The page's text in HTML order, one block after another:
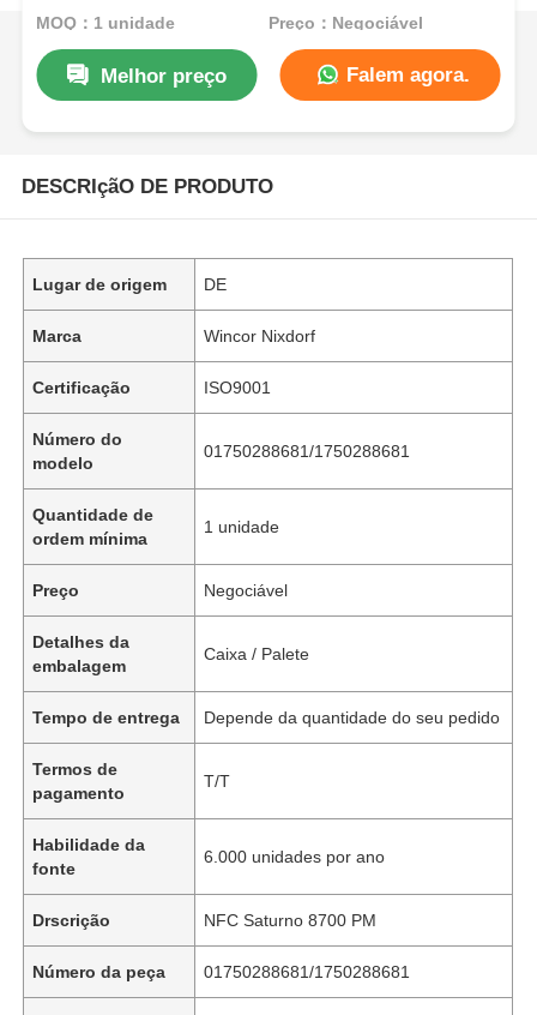
MOQ：1 unidade Preço：Negociável
Melhor preço Falem agora.
DESCRIçãO DE PRODUTO
Lugar de origem DE
Marca Wincor Nixdorf
Certificação ISO9001
Número do
modelo
01750288681/1750288681
Quantidade de
ordem mínima
1 unidade
Preço Negociável
Detalhes da
embalagem
Caixa / Palete
Tempo de entrega Depende da quantidade do seu pedido
Termos de
pagamento
T/T
Habilidade da
fonte
6.000 unidades por ano
Drscrição NFC Saturno 8700 PM
Número da peça 01750288681/1750288681